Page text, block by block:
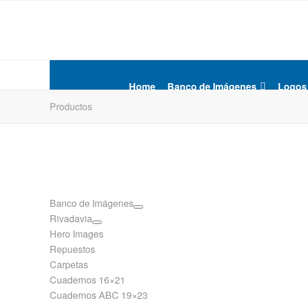
Home Banco de Imágenes Logos
Productos
Banco de Imágenes
Rivadavia
Hero Images
Repuestos
Carpetas
Cuadernos 16×21
Cuadernos ABC 19×23